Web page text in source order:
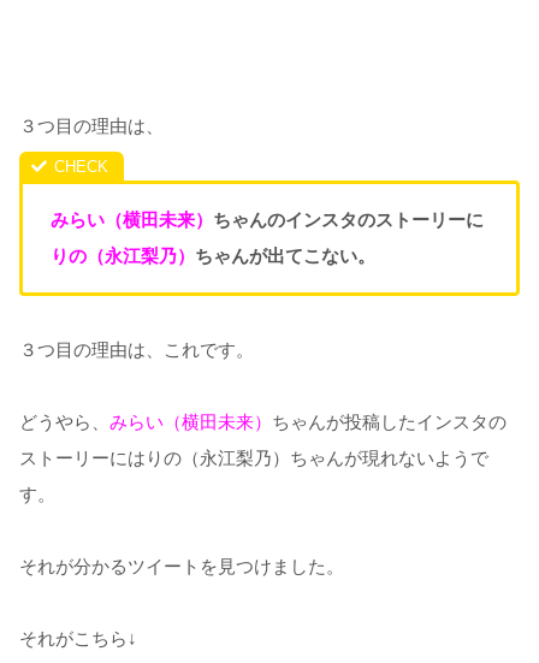
３つ目の理由は、
みらい（横田未来） ちゃんのインスタのストーリーに
りの（永江梨乃） ちゃんが出てこない。
３つ目の理由は、これです。
どうやら、 みらい（横田未来） ちゃんが投稿したインスタの
ストーリーにはりの（永江梨乃）ちゃんが現れないようで
す。
それが分かるツイートを見つけました。
それがこちら↓